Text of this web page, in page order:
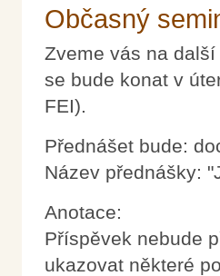
Občasný
Zveme vás na
se bude konat v
FEI).
Přednášet bude:
Název přednášky:
Anotace:
Příspěvek nebude
ukazovat některé